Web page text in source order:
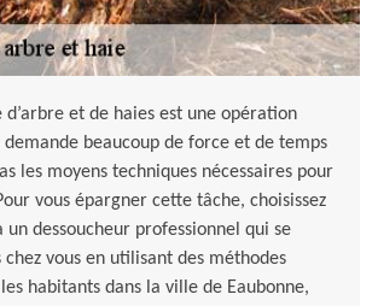
d’arbre et de haies est une opération
beaucoup de force et de temps
les moyens techniques nécessaires pour
vous épargner cette tâche, choisissez
dessoucheur professionnel qui se
vous en utilisant des méthodes
habitants dans la ville de Eaubonne,